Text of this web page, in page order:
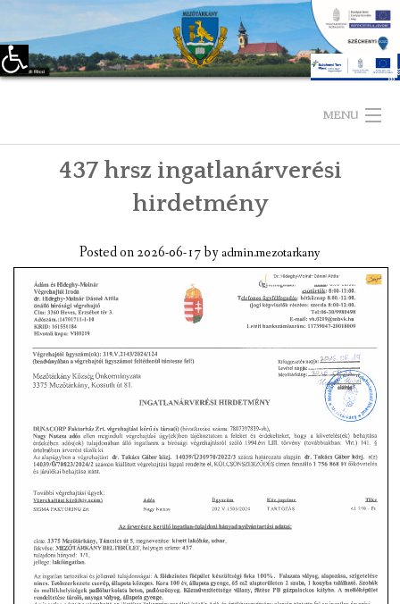
Eszköztár megnyitása
MENU
KEZDŐLAP
LÁTNIVALÓK
KAPCSOLAT
KÉPVISELŐ-TESTÜLET
VÁLASZTÁSI INFORMÁCIÓK
NEMZETISÉGI ÖNKORMÁNYZAT
TÁRSULÁS
PÁLYÁZATOK
HIRDETMÉNYEK
437 hrsz ingatlanárverési
hirdetmény
Posted on2026-06-17byadmin.mezotarkany